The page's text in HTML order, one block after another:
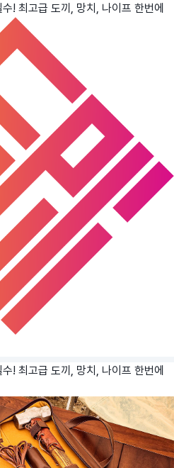
! 최고급 도끼, 망치, 나이프 한번에
! 최고급 도끼, 망치, 나이프 한번에